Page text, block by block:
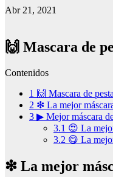
Abr 21, 2021
🙌 Mascara de
Contenidos
1 🙌 Mascara de
2 ❇ La mejor
3 ▶ Mejor máscara
3.1 😍 La
3.2 😋 La
❇ La mejor